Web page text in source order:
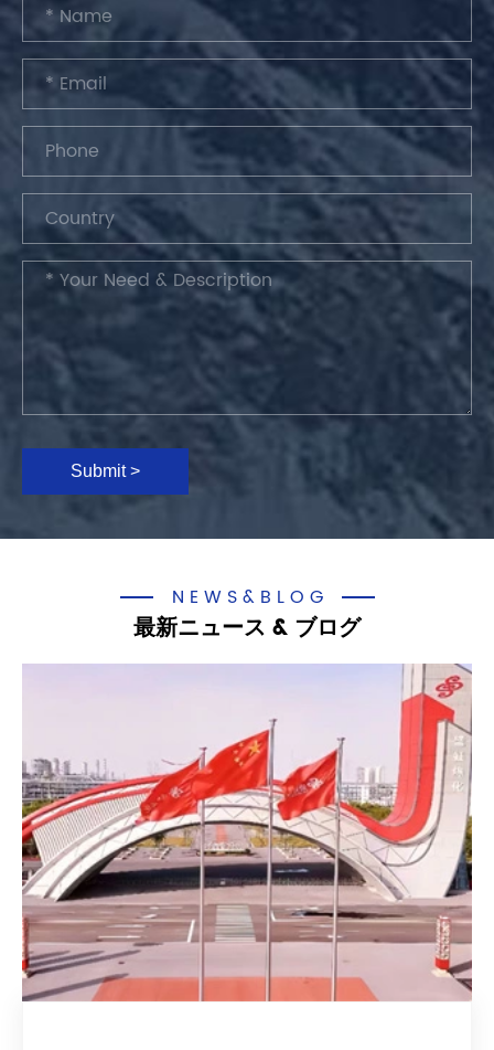
Submit >
NEWS&BLOG
最新ニュース & ブログ